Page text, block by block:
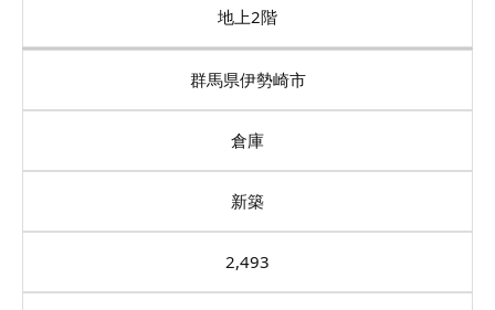
地上2階
群馬県伊勢崎市
倉庫
新築
2,493